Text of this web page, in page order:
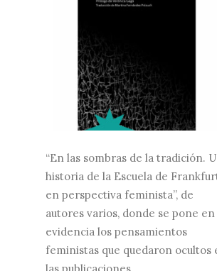
“En las sombras de la tradición.
historia de la Escuela de
en perspectiva feminista”, de
autores varios, donde se pone en
evidencia los pensamientos
feministas que quedaron ocultos